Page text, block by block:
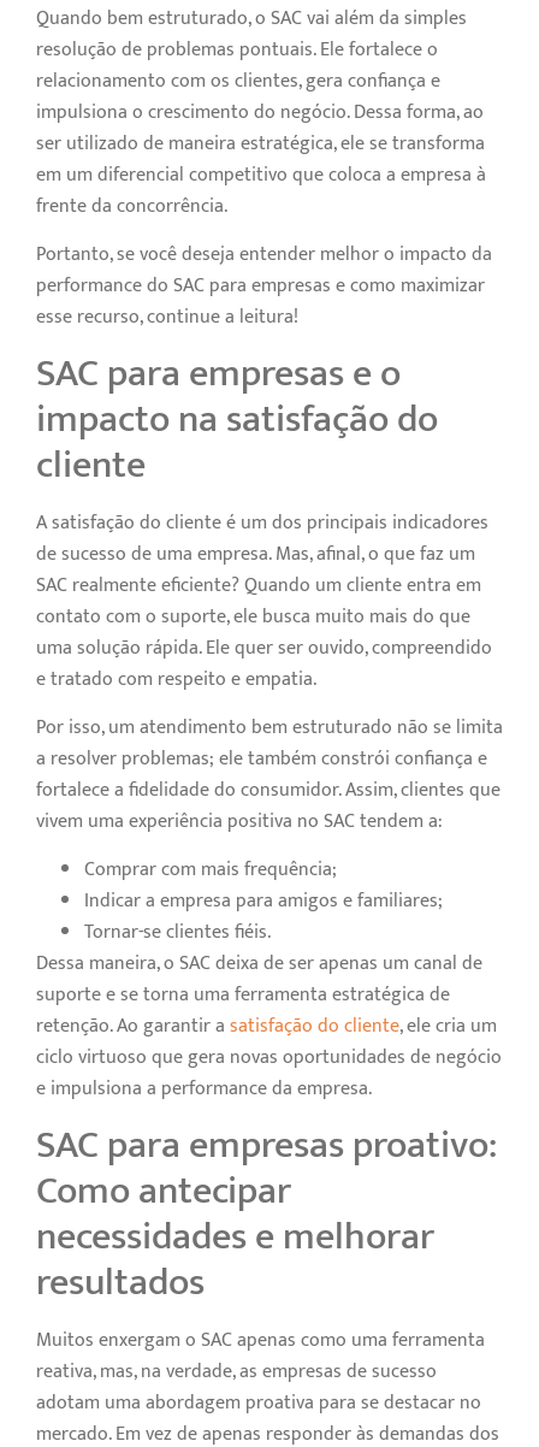
Quando bem estruturado, o SAC vai além da simples
resolução de problemas pontuais. Ele fortalece o
relacionamento com os clientes, gera confiança e
impulsiona o crescimento do negócio. Dessa forma, ao
ser utilizado de maneira estratégica, ele se transforma
em um diferencial competitivo que coloca a empresa à
frente da concorrência.
Portanto, se você deseja entender melhor o impacto da
performance do SAC para empresas e como maximizar
esse recurso, continue a leitura!
SAC para empresas e o
impacto na satisfação do
cliente
A satisfação do cliente é um dos principais indicadores
de sucesso de uma empresa. Mas, afinal, o que faz um
SAC realmente eficiente? Quando um cliente entra em
contato com o suporte, ele busca muito mais do que
uma solução rápida. Ele quer ser ouvido, compreendido
e tratado com respeito e empatia.
Por isso, um atendimento bem estruturado não se limita
a resolver problemas; ele também constrói confiança e
fortalece a fidelidade do consumidor. Assim, clientes que
vivem uma experiência positiva no SAC tendem a:
Comprar com mais frequência;
Indicar a empresa para amigos e familiares;
Tornar-se clientes fiéis.
Dessa maneira, o SAC deixa de ser apenas um canal de
suporte e se torna uma ferramenta estratégica de
retenção. Ao garantir asatisfação do cliente, ele cria um
ciclo virtuoso que gera novas oportunidades de negócio
e impulsiona a performance da empresa.
SAC para empresas proativo:
Como antecipar
necessidades e melhorar
resultados
Muitos enxergam o SAC apenas como uma ferramenta
reativa, mas, na verdade, as empresas de sucesso
adotam uma abordagem proativa para se destacar no
mercado. Em vez de apenas responder às demandas dos